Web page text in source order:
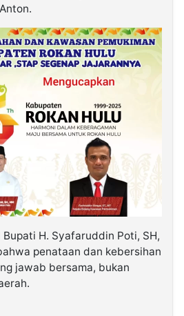
H. Syafaruddin Poti, SH,
penataan dan kebersihan
jawab bersama, bukan